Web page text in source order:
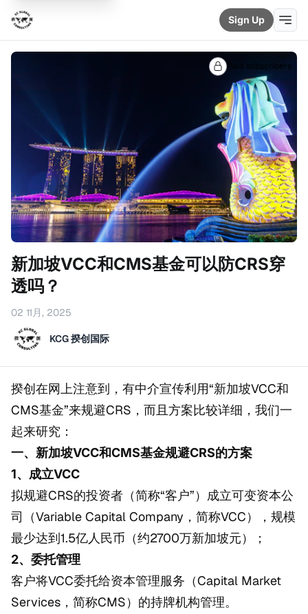
Sign Up
Paid subscribers
新加坡VCC和CMS基金可以防CRS穿
透吗？
02 11月, 2025
KCG 揆创国际
揆创在网上注意到，有中介宣传利用“新加坡VCC和
CMS基金”来规避CRS，而且方案比较详细，我们一
起来研究：
一、新加坡VCC和CMS基金规避CRS的方案
1、成立VCC
拟规避CRS的投资者（简称“客户”）成立可变资本公
司（Variable Capital Company，简称VCC），规模
最少达到1.5亿人民币（约2700万新加坡元）；
2、委托管理
客户将VCC委托给资本管理服务（Capital Market
Services，简称CMS）的持牌机构管理。